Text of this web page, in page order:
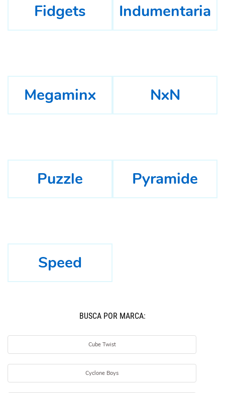
Fidgets Indumentaria
Megaminx NxN
Puzzle Pyramide
Speed
BUSCÁ POR MARCA:
Cube Twist
Cyclone Boys